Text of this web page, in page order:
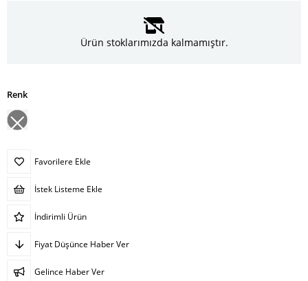
Ürün stoklarımızda kalmamıştır.
Renk
Favorilere Ekle
İstek Listeme Ekle
İndirimli Ürün
Fiyat Düşünce Haber Ver
Gelince Haber Ver